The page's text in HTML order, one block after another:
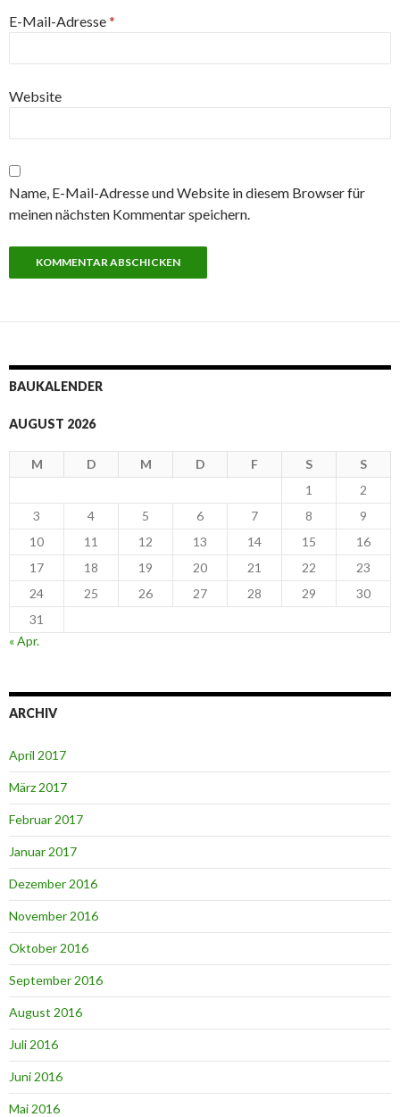
E-Mail-Adresse*
Website
Name, E-Mail-Adresse und Website in diesem Browser für
meinen nächsten Kommentar speichern.
BAUKALENDER
AUGUST 2026
M D M D F S
S
1
2
3
4 5 6 7 8
9
10
11 12 13 14 15
16
17
18 19 20 21 22
23
24
25 26 27 28 29
30
31
« Apr.
ARCHIV
April 2017
März 2017
Februar 2017
Januar 2017
Dezember 2016
November 2016
Oktober 2016
September 2016
August 2016
Juli 2016
Juni 2016
Mai 2016